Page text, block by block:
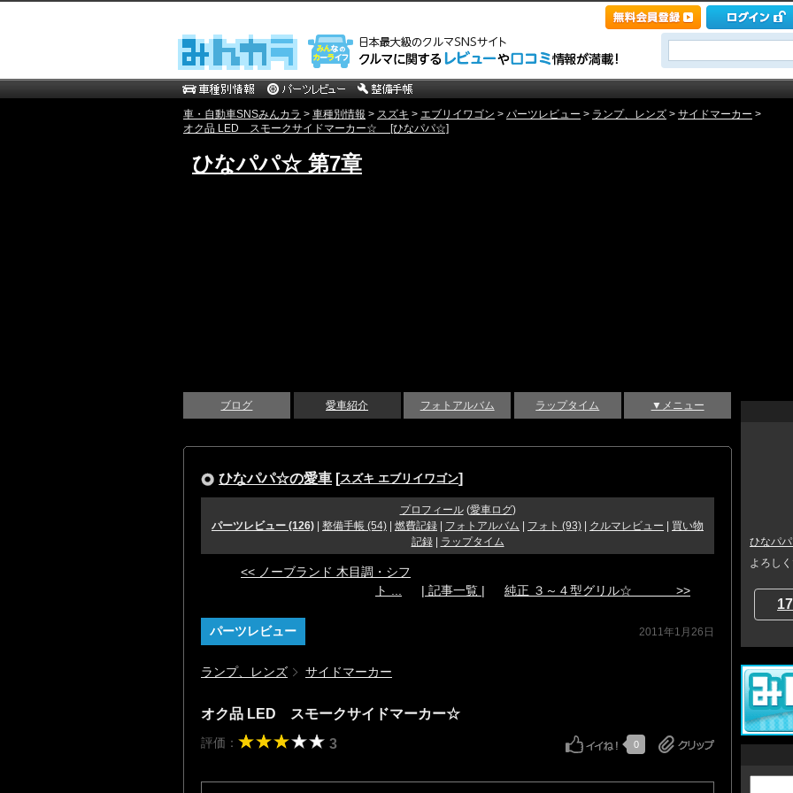
車・自動車SNSみんカラ > 車種別情報 > スズキ > エブリイワゴン > パーツレビュー > ランプ、レンズ > サイドマーカー >
オク品 LED スモークサイドマーカー☆ [ひなパパ☆]
ひなパパ☆ 第7章
ブログ 愛車紹介 フォトアルバム ラップタイム ▼メニュー
ひなパパ☆の愛車 [スズキ エブリイワゴン]
プロフィール(愛車ログ)
パーツレビュー (126)
整備手帳 (54) 燃費記録 フォトアルバム フォト (93) クルマレビュー
買い物
記録| ラップタイム
<< ノーブランド 木目調・シフ
ト ...
| 記事一覧 | 純正 ３～４型グリル☆ >>
パーツレビュー 2011年1月26日
ランプ、レンズ サイドマーカー
オク品 LED スモークサイドマーカー☆
評価： 3 0
ひなパ
よろし